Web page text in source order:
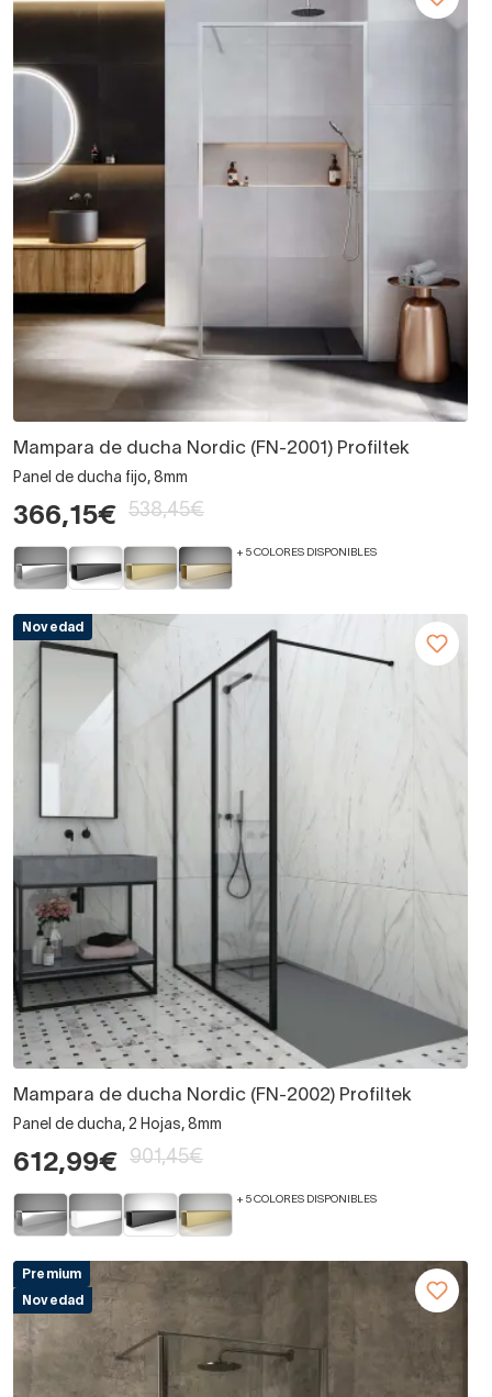
Mampara de ducha Nordic (FN-2001) Profiltek
Panel de ducha fijo, 8mm
366,15€ 538,45€
+ 5 COLORES DISPONIBLES
Novedad
Mampara de ducha Nordic (FN-2002) Profiltek
Panel de ducha, 2 Hojas, 8mm
612,99€ 901,45€
+ 5 COLORES DISPONIBLES
Premium
Novedad